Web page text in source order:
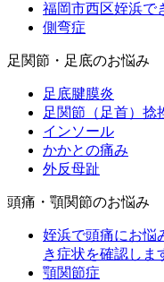
福岡市西区姪浜で
側弯症
足関節・足底のお悩み
足底腱膜炎
足関節（足首）捻
インソール
かかとの痛み
外反母趾
頭痛・顎関節のお悩み
姪浜で頭痛にお悩
き症状を確認しま
顎関節症